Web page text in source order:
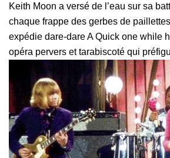
Keith Moon a versé de l’eau sur sa
chaque frappe des gerbes de
expédie dare-dare A Quick one while
opéra pervers et tarabiscoté qui